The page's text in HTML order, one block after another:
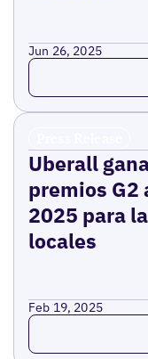
Jun 26, 2025
Read more
Uberall
premios G2
2025 para
locales
Feb 19, 2025
Read more